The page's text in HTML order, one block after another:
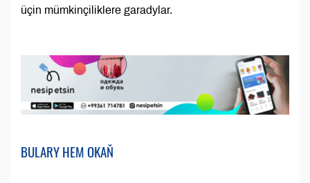
üçin mümkinçiliklere garadylar.
BULARY HEM OKAŇ